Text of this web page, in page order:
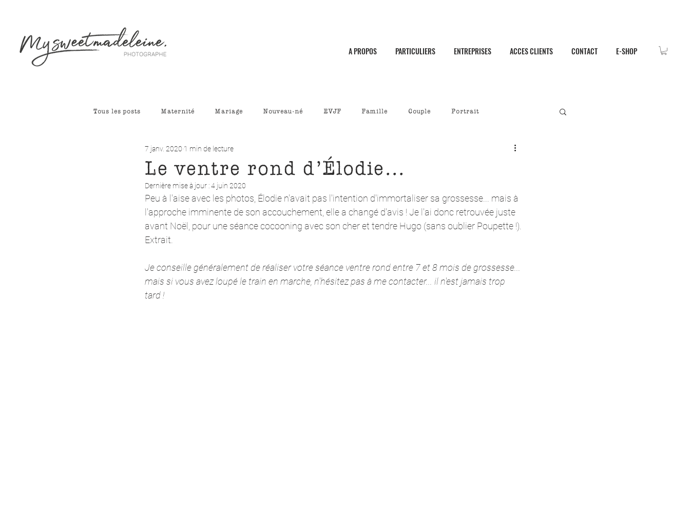
A PROPOS PARTICULIERS ENTREPRISES ACCES CLIENTS CONTACT E-SHOP
Tous les posts Maternité Mariage Nouveau-né EVJF Famille Couple Portrait
Le ventre rond d’Élodie...
7 janv. 2020 1 min de lecture
Dernière mise à jour :4 juin 2020
Peu à l'aise avec les photos, Élodie n'avait pas l'intention d'immortaliser sa grossesse... mais à
l'approche imminente de son accouchement, elle a changé d'avis ! Je l'ai donc retrouvée juste
avant Noël, pour une séance cocooning avec son cher et tendre Hugo (sans oublier Poupette !).
Extrait.
Je conseille généralement de réaliser votre séance ventre rond entre 7 et 8 mois de grossesse...
mais si vous avez loupé le train en marche, n'hésitez pas à me contacter... il n'est jamais trop
tard !